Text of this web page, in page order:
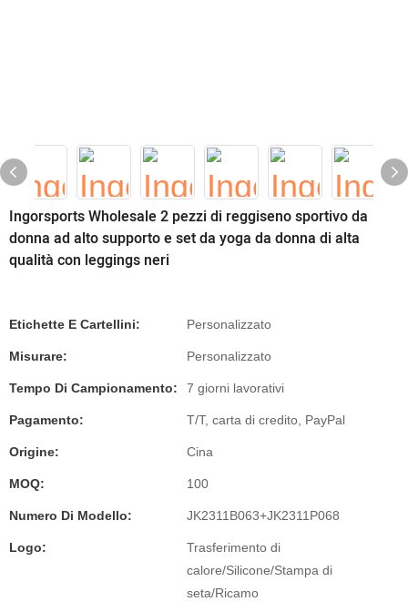
Ingorsports Wholesale 2 pezzi di reggiseno sportivo da
donna ad alto supporto e set da yoga da donna di alta
qualità con leggings neri
Etichette E Cartellini: Personalizzato
Misurare: Personalizzato
Tempo Di Campionamento: 7 giorni lavorativi
Pagamento: T/T, carta di credito, PayPal
Origine: Cina
MOQ: 100
Numero Di Modello: JK2311B063+JK2311P068
Logo:
Trasferimento di
calore/Silicone/Stampa di
seta/Ricamo